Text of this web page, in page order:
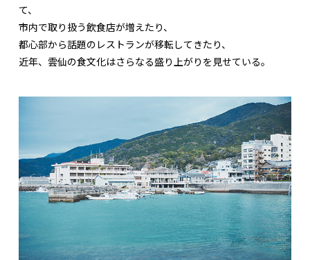
て、
市内で取り扱う飲食店が増えたり、
都心部から話題のレストランが移転してきたり、
近年、雲仙の食文化はさらなる盛り上がりを見せている。